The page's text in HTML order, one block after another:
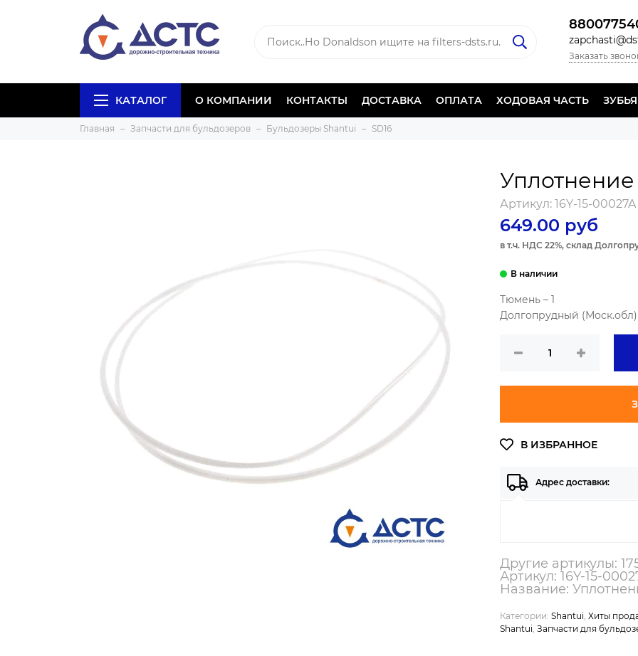
Заказать
КАТАЛОГ О КОМПАНИИ КОНТАКТЫ ДОСТАВКА ОПЛАТА ХОДОВАЯ ЧАСТЬ
Главная Запчасти для бульдозеров Бульдозеры Shantui SD16
Уплотнение
Артикул: 16Y-15-00027A
649.00 руб
в т.ч. НДС 22%, склад
Тюмень – 1
Долгопрудный (Моск.обл)
Адрес доставки:
Другие артикулы:
Артикул: 16Y-15-
Название:
Категории: Shantui Хиты
Shantui Запчасти для